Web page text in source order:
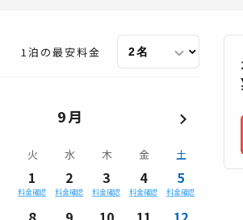
1泊の最安料金
9月
火 水 木 金 土
1
料金確認
2
料金確認
3
料金確認
4
料金確認
5
料金確認